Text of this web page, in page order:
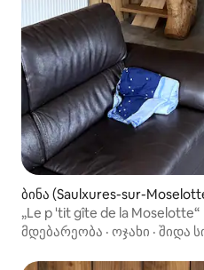
ბინა (Saulxures-sur-
„Le p 'tit gîte de la Moselotte“
მდებარეობა · ოჯახი · შიდა